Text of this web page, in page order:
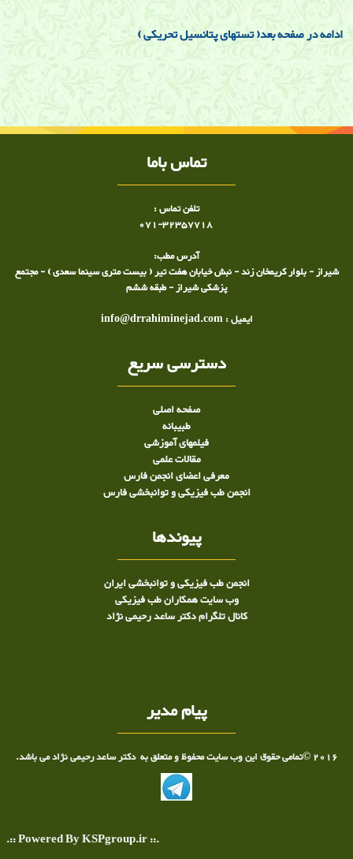
ادامه در صفحه بعد( تستهای پتانسیل تحریكی )
تست میاستنی
تست میاستنی, تست میاستنیا گراويس, RST,بيمارِی میاستنی
تماس باما
تلفن تماس :
071-32357718
آدرس مطب:
شیراز - بلوار کریمخان زند - نبش خیابان هفت تیر ( بیست متری سینما سعدی ) - مجتمع
پزشکی شیراز - طبقه ششم
ایمیل : info@drrahiminejad.com
دسترسی سریع
صفحه اصلی
طبيبانه
فیلمهای آموزشی
مقالات علمی
معرفی اعضای انجمن فارس
انجمن طب فیزیکی و توانبخشی فارس
پیوندها
انجمن طب فیزیکی و توانبخشی ایران
وب سایت همکاران طب فیزیکی
کانال تلگرام دکتر ساعد رحیمی نژاد
پیام مدیر
2016 ©تمامی حقوق این وب سایت محفوظ و متعلق به دکتر ساعد رحیمی نژاد می باشد.
.:: Powered By KSPgroup.ir ::.